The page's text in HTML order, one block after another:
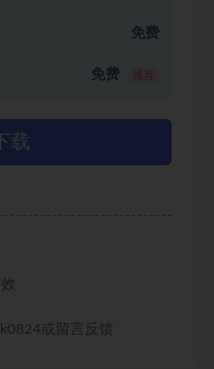
免费
免费
载
或留言反馈